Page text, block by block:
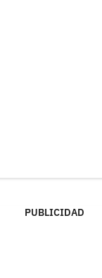
PUBLICIDAD